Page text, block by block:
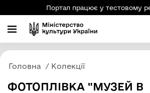
Портал працює у тестовому
Головна Колекції
ФОТОПЛІВКА "МУЗЕЙ В